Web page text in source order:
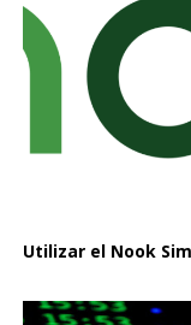
Utilizar el Nook